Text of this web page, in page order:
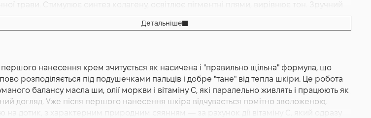
трави. Стимулює синтез колагену, освітлює пігментні плями, вирівнює тон. Зручний
Ізраїльський бренд Holy Land.
нерівним тоном і чутливою судинною системою. Має щільну насичену кремову
що добре розподіляється по шкірі і поступово вбирається, утворюючи живильний
об'єм 4 мл — формат пробника, ідеальний для тестування засобу перед
на повнорозмірну версію або для коротких подорожей. Бренд Holy Land —
Детальніше
нанесення крем зчитується як насичена і "правильно щільна" формула, що
розподіляється під подушечками пальців і добре "тане" від тепла шкіри. Це робота
балансу масла ши, олії моркви і вітаміну С, які паралельно живлять і працюють як
догляд. Уже після першого нанесення шкіра відчувається помітно зволоженою,
на дотик, з характерним природним сяянням — за рахунок дії вітаміну С, який одразу